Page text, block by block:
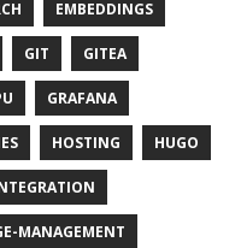
EMBEDDINGS
GIT GITEA
GRAFANA
HOSTING HUGO
MANAGEMENT